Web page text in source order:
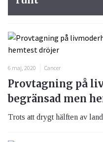
6 maj, 2020 Cancer
Provtagning på
begränsad men